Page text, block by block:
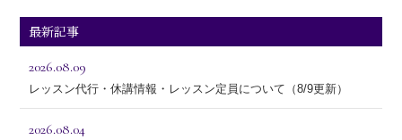
最新記事
2026.08.09
レッスン代行・休講情報・レッスン定員について（8/9更新）
2026.08.04